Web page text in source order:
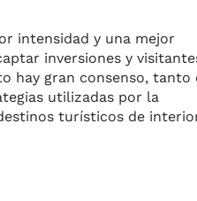
intensidad y una mejor
inversiones y
hay gran consenso, tanto
utilizadas por la
turísticos de